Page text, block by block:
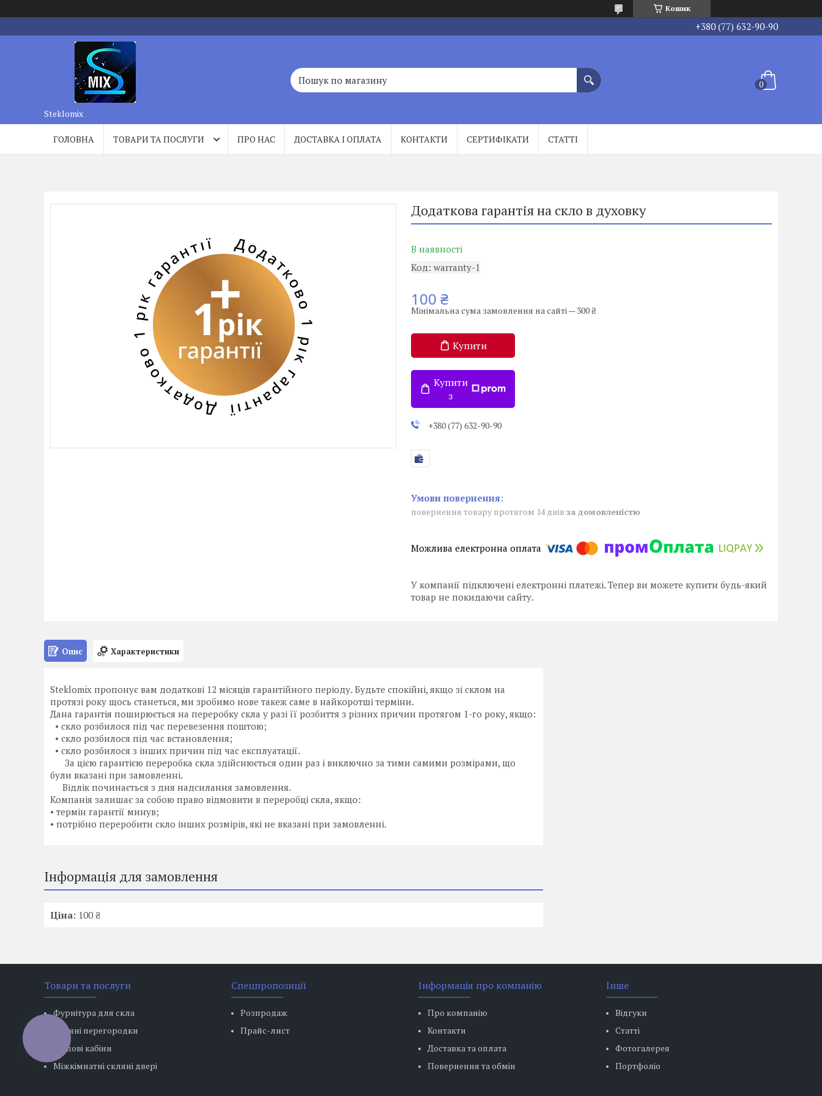
Кошик
+380 (77) 632-90-90
Steklomix
ГОЛОВНА ТОВАРИ ТА ПОСЛУГИ ПРО НАС ДОСТАВКА І ОПЛАТА КОНТАКТИ СЕРТИФІКАТИ СТАТТІ
Додаткова гарантія на скло в духовку
В наявності
Код: warranty-1
100 ₴
Мінімальна сума замовлення на сайті — 300 ₴
Купити
Купити
з
+380 (77) 632-90-90
повернення товару протягом 14 днів за домовленістю
У компанії підключені електронні платежі. Тепер ви можете купити будь-який
товар не покидаючи сайту.
Опис Характеристики
Steklomix пропонує вам додаткові 12 місяців гарантійного періоду. Будьте спокійні, якщо зі склом на
протязі року щось станеться, ми зробимо нове такеж саме в найкоротші терміни.
Дана гарантія поширюється на переробку скла у разі її розбиття з різних причин протягом 1-го року, якщо:
• скло розбилося під час перевезення поштою;
• скло розбилося під час встановлення;
• скло розбилося з інших причин під час експлуатації.
За цією гарантією переробка скла здійснюється один раз і виключно за тими самими розмірами, що
були вказані при замовленні.
Відлік починається з дня надсилання замовлення.
Компанія залишає за собою право відмовити в переробці скла, якщо:
• термін гарантії минув;
• потрібно переробити скло інших розмірів, які не вказані при замовленні.
Інформація для замовлення
Ціна: 100 ₴
Товари та послуги
Фурнітура для скла
Скляні перегородки
Душові кабіни
Міжкімнатні скляні двері
Спецпропозиції
Розпродаж
Прайс-лист
Інформація про компанію
Про компанію
Контакти
Доставка та оплата
Повернення та обмін
Інше
Відгуки
Статті
Фотогалерея
Портфоліо